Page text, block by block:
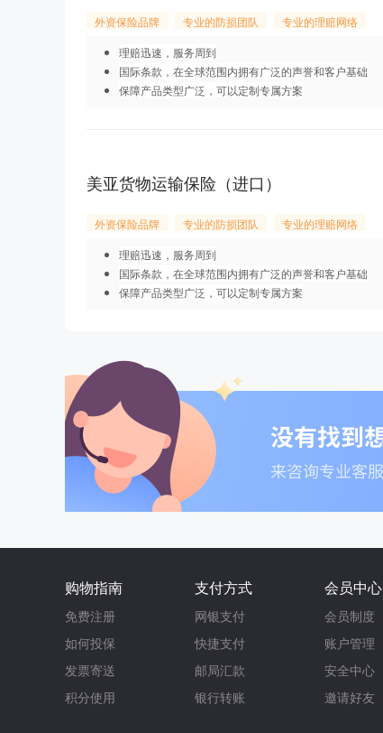
外资保险品牌 专业的防损团队 专业的理赔网络
理赔迅速，服务周到
国际条款，在全球范围内拥有广泛的声誉和客户基础
保障产品类型广泛，可以定制专属方案
美亚货物运输保险（进口）
外资保险品牌 专业的防损团队 专业的理赔网络
理赔迅速，服务周到
国际条款，在全球范围内拥有广泛的声誉和客户基础
保障产品类型广泛，可以定制专属方案
购物指南
免费注册
如何投保
发票寄送
积分使用
支付方式
网银支付
快捷支付
邮局汇款
银行转账
会员中心
会员制度
账户管理
安全中心
邀请好友